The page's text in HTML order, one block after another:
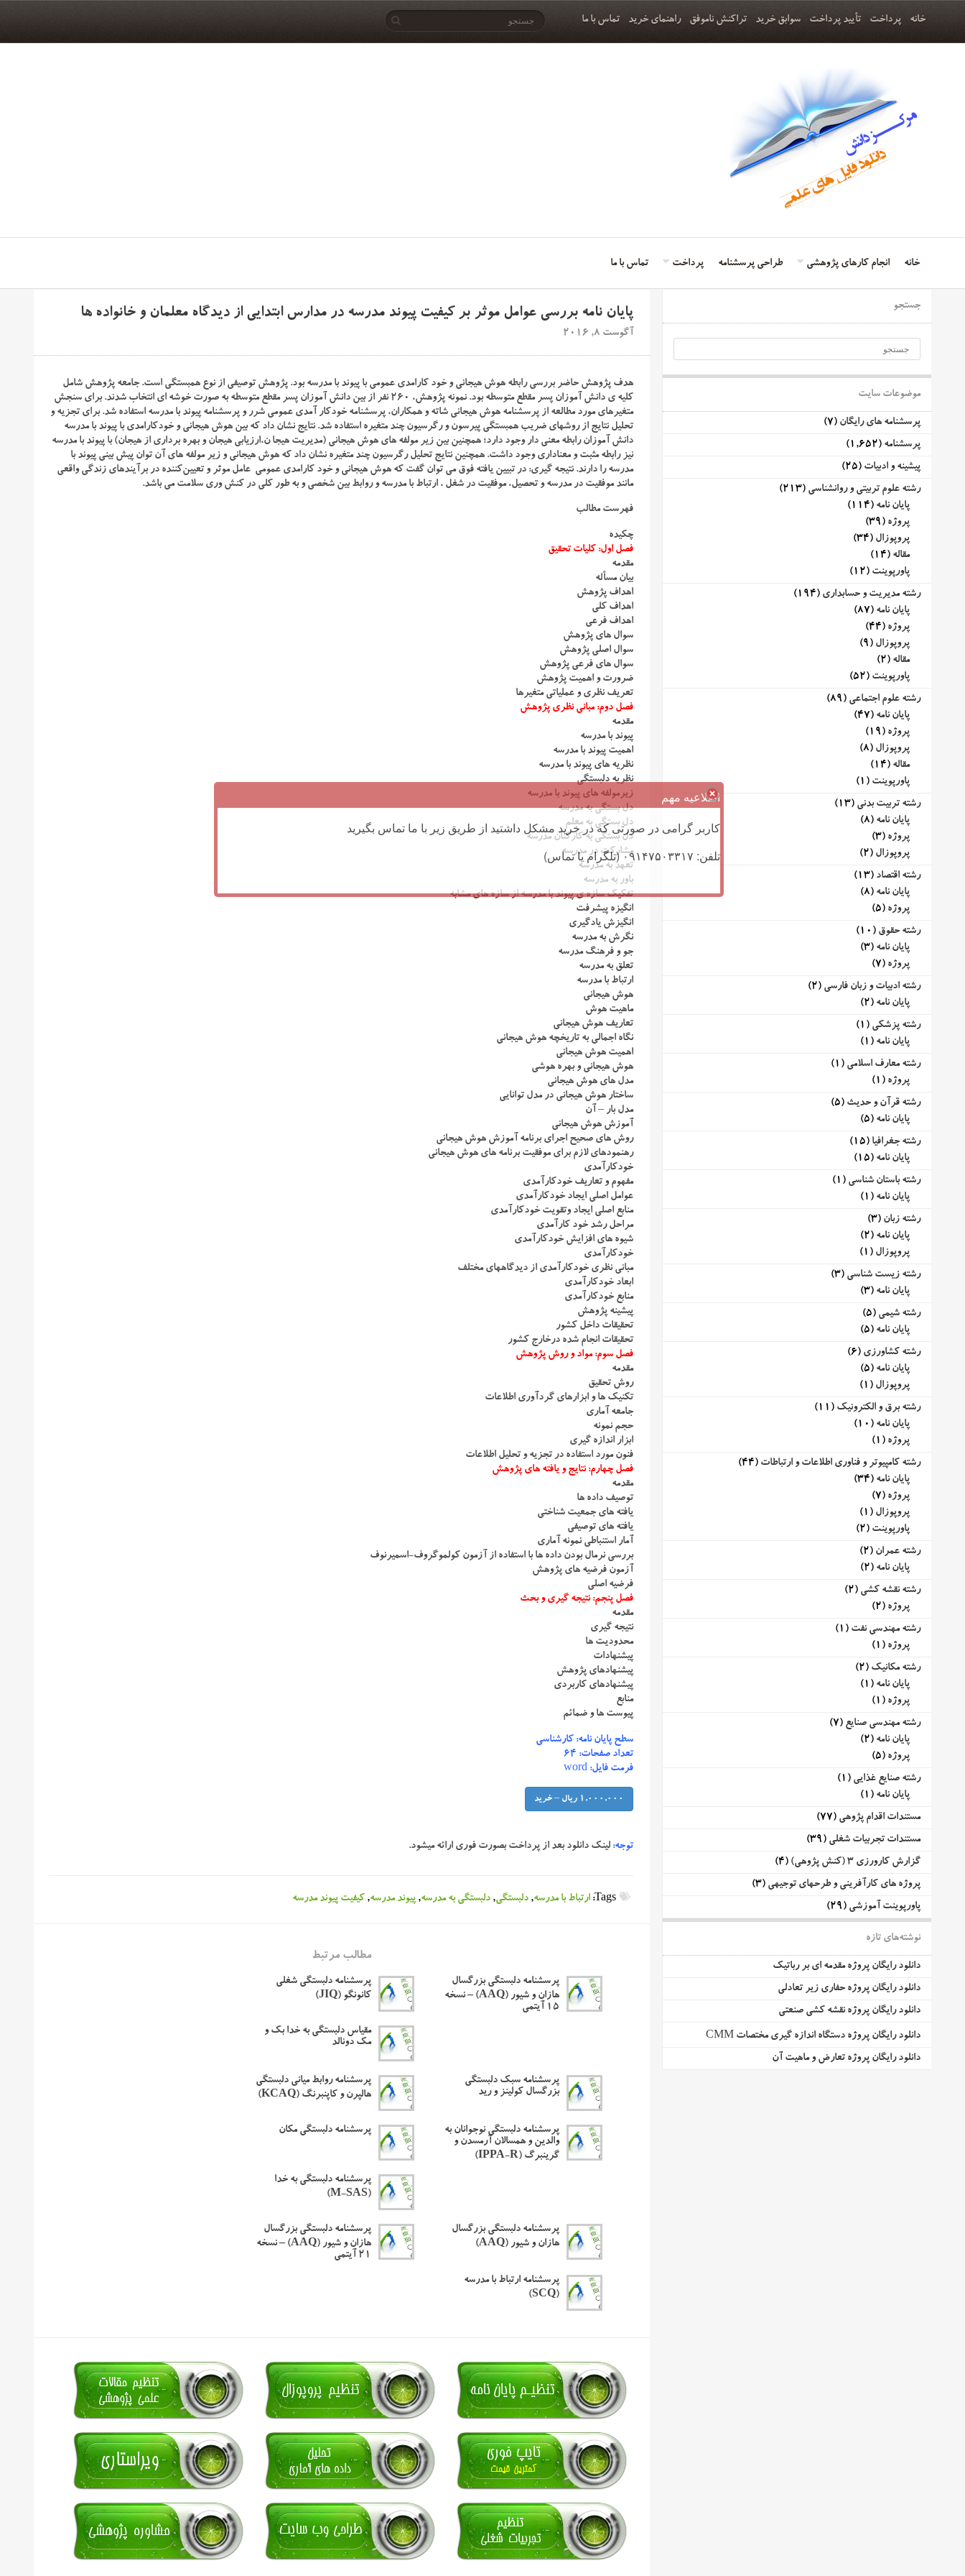
خانه پرداخت تأیید پرداخت سوابق خرید تراکنش ناموفق راهنمای خرید تماس با ما
خانه انجام کارهای پژوهشی طراحی پرسشنامه پرداخت تماس با ما
پایان نامه بررسی عوامل موثر بر کیفیت پیوند مدرسه در مدارس ابتدایی از دیدگاه معلمان و خانواده ها
آگوست 8, 2016
هدف پژوهش حاضر بررسی رابطه هوش هیجانی و خود کارامدی عمومی با پیوند با مدرسه بود. پژوهش توصیفی از نوع همبستگی است. جامعه پژوهش شامل
کلیه ی دانش آموزان پسر مقطع متوسطه بود. نمونه پژوهش، ۲۶۰ نفر از بین دانش آموزان پسر مقطع متوسطه به صورت خوشه ای انتخاب شدند. برای سنجش
متغیرهای مورد مطالعه از پرسشنامه هوش هیجانی شاته و همکاران، پرسشنامه خودکار آمدی عمومی شرر و پرسشنامه پیوند با مدرسه استفاده شد. برای تجزیه و
تحلیل نتایج از روشهای ضریب همبستگی پیرسون و رگرسیون چند متغیره استفاده شد. نتایج نشان داد که بین هوش هیجانی و خودکارامدی با پیوند با مدرسه
دانش آموزان رابطه معنی دار وجود دارد؛ همچنین بین زیر مولفه های هوش هیجانی (مدیریت هیجا ن،ارزیابی هیجان و بهره برداری از هیجان) با پیوند با مدرسه
نیز رابطه مثبت و معناداری وجود داشت. همچنین نتایج تحلیل رگرسیون چند متغیره نشان داد که هوش هیجانی و زیر مولفه های آن توان پیش بینی پیوند با
مدرسه را دارند. نتیجه گیری: در تبیین یافته فوق می توان گفت که هوش هیجانی و خود کارامدی عمومی عامل موثر و تعیین‌کننده در برآیندهای زندگی واقعی
مانند موفقیت در مدرسه و تحصیل، موفقیت در شغل ، ارتباط با مدرسه و روابط بین شخصی و به طور کلی در کنش‌ وری سلامت می ‌باشد.
فهرست مطالب
چکیده
فصل اول: کلیات تحقیق
مقدمه
بیان مسأله
اهداف پژوهش
اهداف کلی
اهداف فرعی
سوال های پژوهش
سوال اصلی پژوهش
سوال های فرعی پژوهش
ضرورت و اهمیت پژوهش
تعریف نظری و عملیاتی متغیرها
فصل دوم: مبانی نظری پژوهش
مقدمه
پیوند با مدرسه
اهمیت پیوند با مدرسه
نظریه های پیوند با مدرسه
نظریه دلبستگی
زیرمولفه های پیوند با مدرسه
دل بستگی به مدرسه
دل بستگی به معلم
دل بستگی به کارکنان مدرسه
مشارکت در مدرسه
تعهد به مدرسه
باور به مدرسه
تفکیک سازه ی پیوند با مدرسه از سازه های مشابه
انگیزه پیشرفت
انگیزش یادگیری
نگرش به مدرسه
جو و فرهنگ مدرسه
تعلق به مدرسه
ارتباط با مدرسه
هوش هیجانی
ماهیت هوش
تعاریف هوش هیجانی
نگاه اجمالی به تاریخچه هوش هیجانی
اهمیت هوش هیجانی
هوش هیجانی و بهره هوشی
مدل های هوش هیجانی
ساختار هوش هیجانی در مدل توانایی
مدل بار – آن
آموزش هوش هیجانی
روش های صحیح اجرای برنامه آموزش هوش هیجانی
رهنمودهای لازم برای موفقیت برنامه های هوش هیجانی
خودکارآمدی
مفهوم و تعاریف خودکارآمدی
عوامل اصلی ایجاد خودکارآمدی
منابع اصلی ایجاد وتقویت خودکارآمدی
مراحل رشد خود کارآمدی
شیوه های افزایش خودکارآمدی
خودکارآمدی
مبانی نظری خودکارآمدی از دیدگاههای مختلف
ابعاد خودکارآمدی
منابع خودکارآمدی
پیشینه پژوهش
تحقیقات داخل کشور
تحقیقات انجام شده درخارج کشور
فصل سوم: مواد و روش پژوهش
مقدمه
روش تحقیق
تکنیک ها و ابزارهای گردآوری اطلاعات
جامعه آماری
حجم نمونه
ابزار اندازه گیری
فنون مورد استفاده در تجزیه و تحلیل اطلاعات
فصل چهارم: نتایج و یافته های پژوهش
مقدمه
توصیف داده ها
یافته های جمعیت شناختی
یافته های توصیفی
آمار استنباطی نمونه آماری
بررسی نرمال بودن داده ها با استفاده از آزمون کولموگروف-اسمیرنوف
آزمون فرضیه های پژوهش
فرضیه اصلی
فصل پنجم: نتیجه گیری و بحث
مقدمه
نتیجه گیری
محدودیت ها
پیشنهادات
پیشنهادهای پژوهش
پیشنهادهای کاربردی
منابع
پیوست ها و ضمائم
سطح پایان نامه: کارشناسی
تعداد صفحات: ۶۴
فرمت فایل: word
1,000,000 ریال – خرید
توجه: لینک دانلود بعد از پرداخت بصورت فوری ارائه میشود.
ارتباط با مدرسه, دلبستگی, دلبستگی به مدرسه, پیوند مدرسه, کیفیت پیوند مدرسه
مطالب مرتبط
پرسشنامه دلبستگی بزرگسال
هازان و شیور (AAQ) – نسخه
۱۵ آیتمی
پرسشنامه دلبستگی شغلی
کانونگو (JIQ)
مقیاس دلبستگی به خدا بک و
مک دونالد
پرسشنامه سبک دلبستگی
بزرگسال کولینز و رید
پرسشنامه روابط میانی دلبستگی
هالپرن و کاپنبرنگ (KCAQ)
پرسشنامه دلبستگی نوجوانان به
والدین و همسالان آرمسدن و
گرینبرگ (IPPA-R)
پرسشنامه دلبستگی مکان
پرسشنامه دلبستگی به خدا
(M-SAS)
پرسشنامه دلبستگی بزرگسال
هازان و شیور (AAQ)
پرسشنامه دلبستگی بزرگسال
هازان و شیور (AAQ) – نسخه
۲۱ آیتمی
پرسشنامه ارتباط با مدرسه
(SCQ)
جستجو
موضوعات سایت
پرسشنامه های رایگان (7)
پرسشنامه (1,652)
پیشینه و ادبیات (25)
رشته علوم تربیتی و روانشناسی (213)
پایان نامه (114)
پروژه (39)
پروپوزال (34)
مقاله (14)
پاورپوینت (12)
رشته مدیریت و حسابداری (194)
پایان نامه (87)
پروژه (44)
پروپوزال (9)
مقاله (2)
پاورپوینت (52)
رشته علوم اجتماعی (89)
پایان نامه (47)
پروژه (19)
پروپوزال (8)
مقاله (14)
پاورپوینت (1)
رشته تربیت بدنی (13)
پایان نامه (8)
پروژه (3)
پروپوزال (2)
رشته اقتصاد (13)
پایان نامه (8)
پروژه (5)
رشته حقوق (10)
پایان نامه (3)
پروژه (7)
رشته ادبیات و زبان فارسی (2)
پایان نامه (2)
رشته پزشکی (1)
پایان نامه (1)
رشته معارف اسلامی (1)
پروژه (1)
رشته قرآن و حدیث (5)
پایان نامه (5)
رشته جغرافیا (15)
پایان نامه (15)
رشته باستان شناسی (1)
پایان نامه (1)
رشته زبان (3)
پایان نامه (2)
پروپوزال (1)
رشته زیست شناسی (3)
پایان نامه (3)
رشته شیمی (5)
پایان نامه (5)
رشته کشاورزی (6)
پایان نامه (5)
پروپوزال (1)
رشته برق و الکترونیک (11)
پایان نامه (10)
پروژه (1)
رشته کامپیوتر و فناوری اطلاعات و ارتباطات (44)
پایان نامه (34)
پروژه (7)
پروپوزال (1)
پاورپوینت (2)
رشته عمران (2)
پایان نامه (2)
رشته نقشه کشی (2)
پروژه (2)
رشته مهندسی نفت (1)
پروژه (1)
رشته مکانیک (2)
پایان نامه (1)
پروژه (1)
رشته مهندسی صنایع (7)
پایان نامه (2)
پروژه (5)
رشته صنایع غذایی (1)
پایان نامه (1)
مستندات اقدام پژوهی (77)
مستندات تجربیات شغلی (39)
گزارش کارورزی 3 (کنش پژوهی)
(4)
پروژه های کارآفرینی و طرحهای توجیهی (3)
پاورپوینت آموزشی (29)
نوشته‌های تازه
دانلود رایگان پروژه مقدمه ای بر رباتیک
دانلود رایگان پروژه حفاری زیر تعادلی
دانلود رایگان پروژه نقشه کشی صنعتی
دانلود رایگان پروژه دستگاه اندازه گیری مختصات CMM
دانلود رایگان پروژه تعارض و ماهیت آن
اطلاعیه مهم
کاربر گرامی در صورتی که در خرید مشکل داشتید از طریق زیر با ما تماس بگیرید
تلفن: ۰۹۱۴۷۵۰۳۳۱۷ (تلگرام یا تماس)